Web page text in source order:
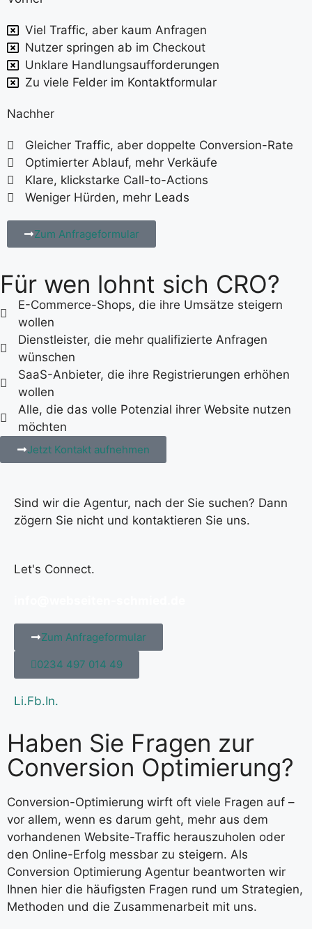
Viel Traffic, aber kaum Anfragen
Nutzer springen ab im Checkout
Unklare Handlungsaufforderungen
Zu viele Felder im Kontaktformular
Nachher
Gleicher Traffic, aber doppelte Conversion-Rate
Optimierter Ablauf, mehr Verkäufe
Klare, klickstarke Call-to-Actions
Weniger Hürden, mehr Leads
Zum Anfrageformular
Für wen lohnt sich CRO?
E-Commerce-Shops, die ihre Umsätze steigern
wollen
Dienstleister, die mehr qualifizierte Anfragen
wünschen
SaaS-Anbieter, die ihre Registrierungen erhöhen
wollen
Alle, die das volle Potenzial ihrer Website nutzen
möchten
Jetzt Kontakt aufnehmen
Sind wir die Agentur, nach der Sie suchen? Dann
zögern Sie nicht und kontaktieren Sie uns.
Let's Connect.
Zum Anfrageformular
0234 497 014 49
Li.Fb.In.
Haben Sie Fragen zur
Conversion Optimierung?
Conversion-Optimierung wirft oft viele Fragen auf –
vor allem, wenn es darum geht, mehr aus dem
vorhandenen Website-Traffic herauszuholen oder
den Online-Erfolg messbar zu steigern. Als
Conversion Optimierung Agentur beantworten wir
Ihnen hier die häufigsten Fragen rund um Strategien,
Methoden und die Zusammenarbeit mit uns.